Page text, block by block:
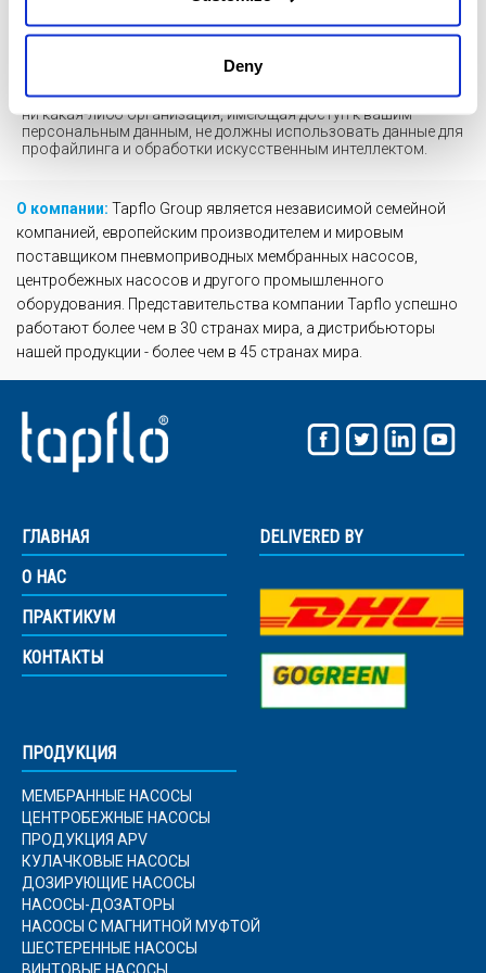
Deny
положения Общего Регламента по Защите Данных от 27
предоставление вами персональных данных является
условием для заключения соглашения; ни администратор,
ни какая-либо организация, имеющая доступ к вашим
персональным данным, не должны использовать данные для
профайлинга и обработки искусственным интеллектом.
О компании: Tapflo Group является независимой семейной
компанией, европейским производителем и мировым
поставщиком пневмоприводных мембранных насосов,
центробежных насосов и другого промышленного
оборудования. Представительства компании Tapflo успешно
работают более чем в 30 странах мира, а дистрибьюторы
нашей продукции - более чем в 45 странах мира.
ГЛАВНАЯ
О НАС
ПРАКТИКУМ
КОНТАКТЫ
DELIVERED BY
ПРОДУКЦИЯ
МЕМБРАННЫЕ НАСОСЫ
ЦЕНТРОБЕЖНЫЕ НАСОСЫ
ПРОДУКЦИЯ APV
КУЛАЧКОВЫЕ НАСОСЫ
ДОЗИРУЮЩИЕ НАСОСЫ
НАСОСЫ-ДОЗАТОРЫ
НАСОСЫ С МАГНИТНОЙ МУФТОЙ
ШЕСТЕРЕННЫЕ НАСОСЫ